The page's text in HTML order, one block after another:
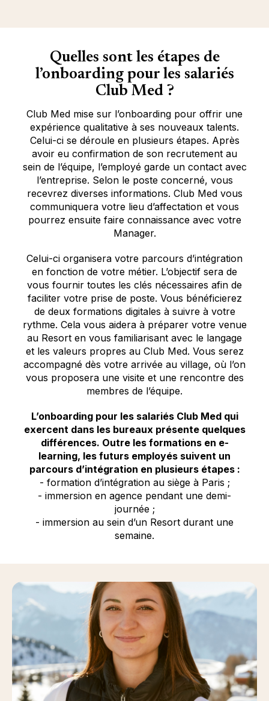
Quelles sont les étapes de
l’onboarding pour les salariés
Club Med ?
Club Med mise sur l’onboarding pour offrir une
expérience qualitative à ses nouveaux talents.
Celui-ci se déroule en plusieurs étapes. Après
avoir eu confirmation de son recrutement au
sein de l’équipe, l’employé garde un contact avec
l’entreprise. Selon le poste concerné, vous
recevrez diverses informations. Club Med vous
communiquera votre lieu d’affectation et vous
pourrez ensuite faire connaissance avec votre
Manager.
Celui-ci organisera votre parcours d’intégration
en fonction de votre métier. L’objectif sera de
vous fournir toutes les clés nécessaires afin de
faciliter votre prise de poste. Vous bénéficierez
de deux formations digitales à suivre à votre
rythme. Cela vous aidera à préparer votre venue
au Resort en vous familiarisant avec le langage
et les valeurs propres au Club Med. Vous serez
accompagné dès votre arrivée au village, où l’on
vous proposera une visite et une rencontre des
membres de l’équipe.
L’onboarding pour les salariés Club Med qui
exercent dans les bureaux présente quelques
différences. Outre les formations en e-
learning, les futurs employés suivent un
parcours d’intégration en plusieurs étapes :
- formation d’intégration au siège à Paris ;
- immersion en agence pendant une demi-
journée ;
- immersion au sein d’un Resort durant une
semaine.